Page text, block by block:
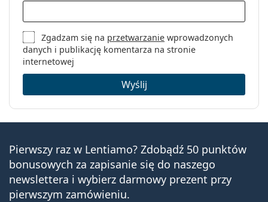
Zgadzam się na przetwarzanie wprowadzonych
danych i publikację komentarza na stronie
internetowej
Wyślij
Pierwszy raz w Lentiamo? Zdobądź 50 punktów
bonusowych za zapisanie się do naszego
newslettera i wybierz darmowy prezent przy
pierwszym zamówieniu.